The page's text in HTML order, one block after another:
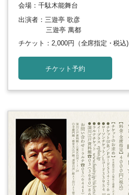
会場：千駄木能舞台
出演者：三遊亭 歌彦
三遊亭 萬都
チケット：2,000円 （全席指定・税込)
チケット予約